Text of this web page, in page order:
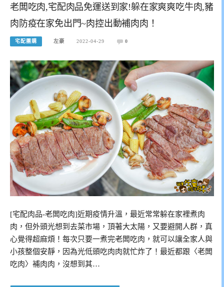
老闆吃肉,宅配肉品免運送到家!躲在家爽爽吃牛肉,豬
肉防疫在家免出門~肉控出動補肉肉！
宅配團購 左豪 2022-04-29 0
[宅配肉品-老闆吃肉]近期疫情升溫，最近常常躲在家裡煮肉
肉，但外頭光想到去菜市場，頂著大太陽，又要避開人群，真
心覺得超麻煩！每次只要一煮完老闆吃肉，就可以讓全家人與
小孩整個安靜，因為光低頭吃肉肉就忙炸了！最近都跟〈老闆
吃肉〉補肉肉，沒想到其…